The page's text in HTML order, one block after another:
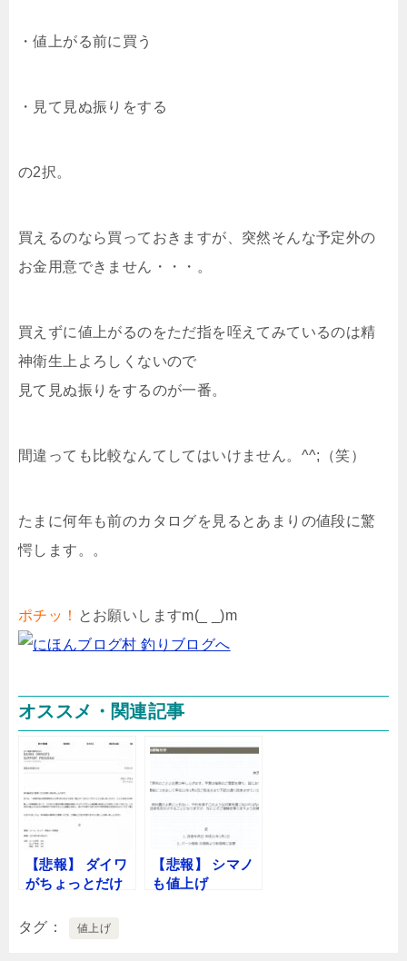
・値上がる前に買う
・見て見ぬ振りをする
の2択。
買えるのなら買っておきますが、突然そんな予定外の
お金用意できません・・・。
買えずに値上がるのをただ指を咥えてみているのは精
神衛生上よろしくないので
見て見ぬ振りをするのが一番。
間違っても比較なんてしてはいけません。^^;（笑）
たまに何年も前のカタログを見るとあまりの値段に驚
愕します。。
ポチッ！ とお願いしますm(_ _)m
オススメ・関連記事
【悲報】 ダイワ
がちょっとだけ
【悲報】 シマノ
も値上げ
タグ 値上げ